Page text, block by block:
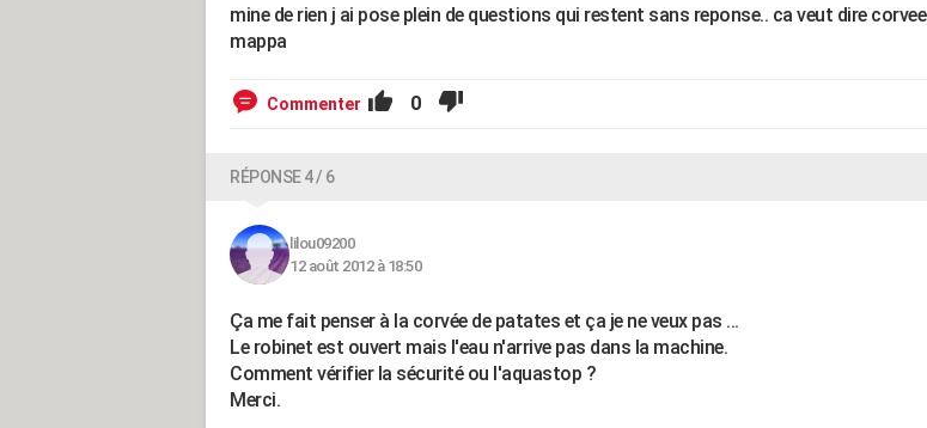
mine de rien j ai pose plein de questions qui restent sans reponse.. ca veut dire
mappa
Commenter 0
RÉPONSE 4 / 6
lilou09200
12 août 2012 à 18:50
Ça me fait penser à la corvée de patates et ça je ne veux pas ...
Le robinet est ouvert mais l'eau n'arrive pas dans la machine.
Comment vérifier la sécurité ou l'aquastop ?
Merci.